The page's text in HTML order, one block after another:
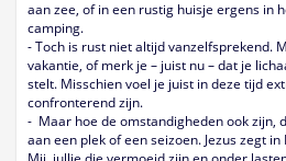
aan zee, of in een rustig huisje ergens in
camping.
- Toch is rust niet altijd vanzelfsprekend.
vakantie, of merk je – juist nu – dat je
stelt. Misschien voel je juist in deze tijd
confronterend zijn.
- Maar hoe de omstandigheden ook zijn,
aan een plek of een seizoen. Jezus zegt